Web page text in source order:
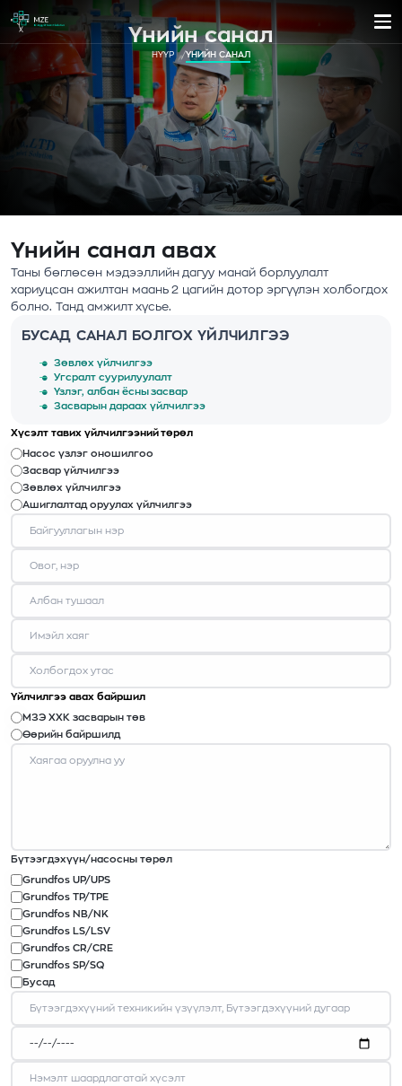
Үнийн санал
НҮҮР ҮНИЙН САНАЛ
Үнийн санал авах
Таны бөглөсөн мэдээллийн дагуу манай борлуулалт
хариуцсан ажилтан маань 2 цагийн дотор эргүүлэн холбогдох
болно. Танд амжилт хүсье.
БУСАД САНАЛ БОЛГОХ ҮЙЛЧИЛГЭЭ
Зөвлөх үйлчилгээ
Угсралт суурилуулалт
Үзлэг, албан ёсны засвар
Засварын дараах үйлчилгээ
Хүсэлт тавих үйлчилгээний төрөл
Насос үзлэг оношилгоо
Засвар үйлчилгээ
Зөвлөх үйлчилгээ
Ашиглалтад оруулах үйлчилгээ
Үйлчилгээ авах байршил
МЗЭ ХХК засварын төв
Өөрийн байршилд
Бүтээгдэхүүн/насосны төрөл
Grundfos UP/UPS
Grundfos TP/TPE
Grundfos NB/NK
Grundfos LS/LSV
Grundfos CR/CRE
Grundfos SP/SQ
Бусад